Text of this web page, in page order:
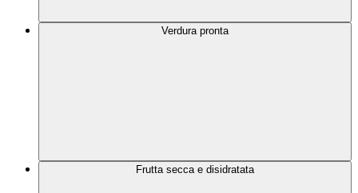
Verdura pronta
Frutta secca e disidratata